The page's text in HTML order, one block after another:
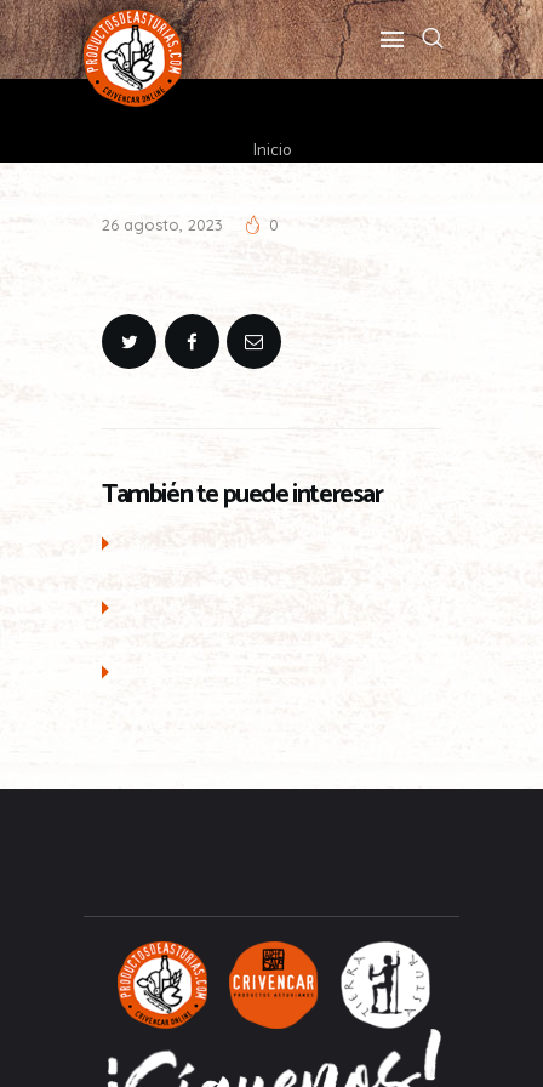
Inicio
26 agosto, 2023 0
También te puede interesar